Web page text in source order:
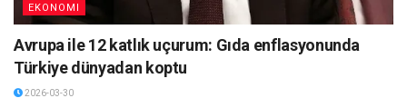
EKONOMI
Avrupa ile 12 katlık uçurum: Gıda enflasyonunda
Türkiye dünyadan koptu
2026-03-30